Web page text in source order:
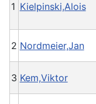
1 Kielpinski,Alois
2 Nordmeier,Jan
3 Kem,Viktor